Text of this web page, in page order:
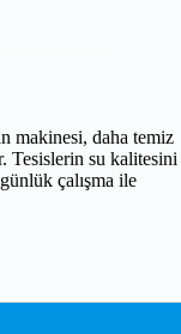
makinesi, daha temiz
Tesislerin su kalitesini
çalışma ile